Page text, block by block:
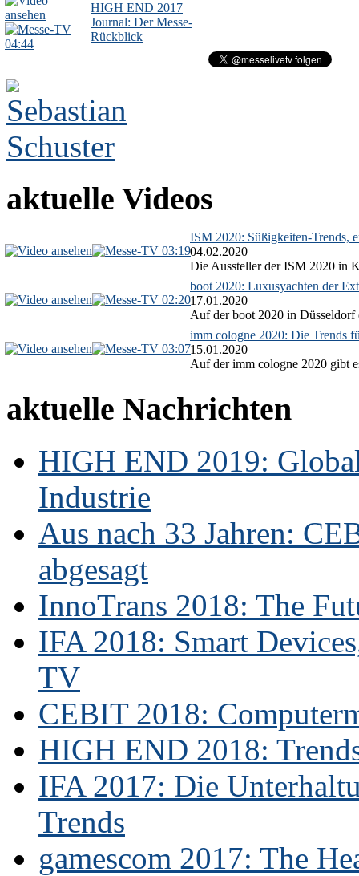
04:44
HIGH END 2017
Journal: Der Messe-
Rückblick
aktuelle Videos
03:19
ISM 2020: Süßigkeiten-Trends,
04.02.2020
Die Aussteller der ISM 2020 in
02:20
boot 2020: Luxusyachten der
17.01.2020
Auf der boot 2020 in Düsseldorf
03:07
imm cologne 2020: Die Trends
15.01.2020
Auf der imm cologne 2020 gibt
aktuelle Nachrichten
HIGH END 2019:
Industrie
Aus nach 33 Jahren:
abgesagt
InnoTrans 2018: The
IFA 2018: Smart
TV
CEBIT 2018:
HIGH END 2018:
IFA 2017: Die
Trends
gamescom 2017: The